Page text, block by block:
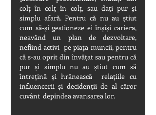
colț în colț în colț, sau dați pur și
simplu afară. Pentru că nu au știut
cum să-și gestioneze ei înșiși cariera,
neavând un plan de dezvoltare,
nefiind activi  pe piața muncii, pentru
că s-au oprit din învățat sau pentru că
pur și simplu nu au știut cum să
întrețină și hrănească  relațiile cu
influencerii și decidenții de al căror
cuvânt  depindea avansarea lor.